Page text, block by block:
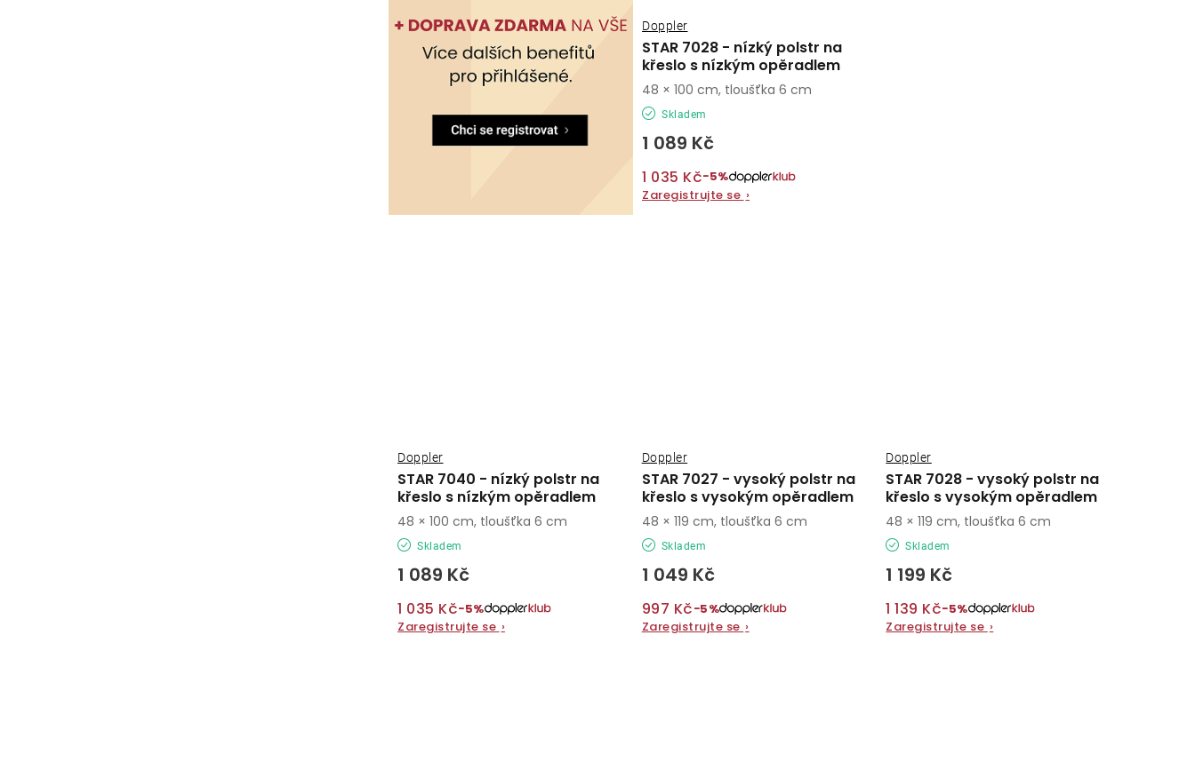
STAR 7028 - nízký polstr na
křeslo s nízkým opěradlem
Doppler
Skladem
1 089 Kč
1 035 Kč−5%
Zaregistrujte se ›
48 × 100 cm, tloušťka 6 cm
STAR 7040 - nízký polstr na
křeslo s nízkým opěradlem
Doppler
Skladem
1 089 Kč
1 035 Kč−5%
Zaregistrujte se ›
48 × 100 cm, tloušťka 6 cm
STAR 7027 - vysoký polstr na
křeslo s vysokým opěradlem
Doppler
Skladem
1 049 Kč
997 Kč−5%
Zaregistrujte se ›
48 × 119 cm, tloušťka 6 cm
STAR 7028 - vysoký polstr na
křeslo s vysokým opěradlem
Doppler
Skladem
1 199 Kč
1 139 Kč−5%
Zaregistrujte se ›
48 × 119 cm, tloušťka 6 cm